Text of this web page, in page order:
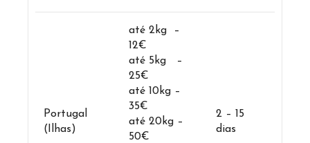
Portugal
(Ilhas)
até 2kg –
12€
até 5kg –
25€
até 10kg –
35€
até 20kg –
50€
2 – 15
dias